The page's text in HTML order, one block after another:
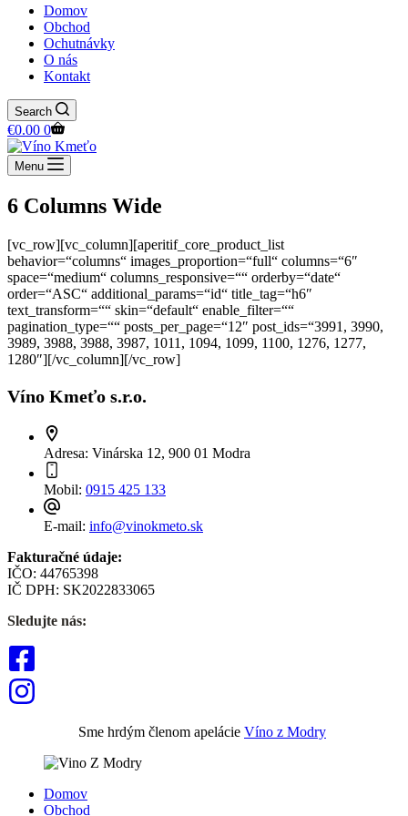
Domov
Obchod
Ochutnávky
O nás
Kontakt
Search
Shopping
cart
€0.00 0
Menu
6 Columns Wide
[vc_row][vc_column][aperitif_core_product_list
behavior=“columns“ images_proportion=“full“ columns=“6″
space=“medium“ columns_responsive=““ orderby=“date“
order=“ASC“ additional_params=“id“ title_tag=“h6″
text_transform=““ skin=“default“ enable_filter=““
pagination_type=““ posts_per_page=“12″ post_ids=“3991, 3990,
3989, 3988, 3988, 3987, 1011, 1094, 1099, 1100, 1276, 1277,
1280″][/vc_column][/vc_row]
Víno Kmeťo s.r.o.
Adresa: Vinárska 12, 900 01 Modra
Mobil: 0915 425 133
E-mail: info@vinokmeto.sk
Fakturačné údaje:
IČO: 44765398
IČ DPH: SK2022833065
Sledujte nás:
Sme hrdým členom apelácie Víno z Modry
Domov
Obchod